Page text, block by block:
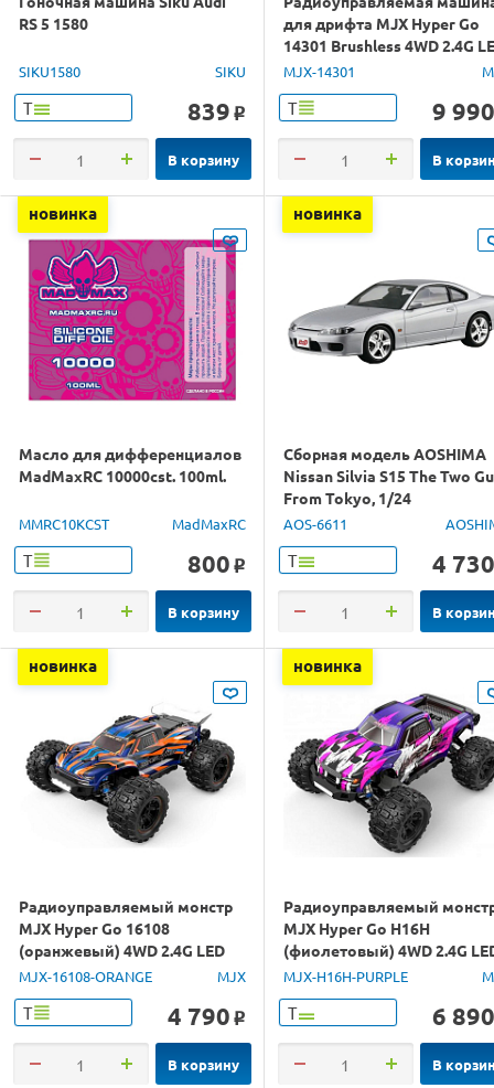
RS 5 1580
SIKU1580 SIKU
Т 839 o
В корзину
для дрифта MJX Hyper Go
14301 Brushless 4WD 2.4G
1/14 RTR
MJX-14301
Т 9 990
В
новинка
Масло для дифференциалов
MadMaxRC 10000cst. 100ml.
MMRC10KCST MadMaxRC
Т 800 o
В корзину
новинка
Сборная модель AOSHIMA
Nissan Silvia S15 The Two
From Tokyo, 1/24
AOS-6611
Т 4 730
В
новинка
Радиоуправляемый монстр
MJX Hyper Go 16108
(оранжевый) 4WD 2.4G LED
1/16 RTR
MJX-16108-ORANGE MJX
Т 4 790 o
В корзину
новинка
Радиоуправляемый
MJX Hyper Go H16H
(фиолетовый) 4WD 2.4G
GPS 1/16 RTR
MJX-H16H-PURPLE
Т 6 890
В